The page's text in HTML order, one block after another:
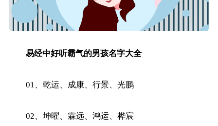
易经中好听霸气的男孩名字大全
01、乾运、成康、行景、光鹏
02、坤曜、霖远、鸿运、桦宸